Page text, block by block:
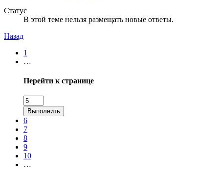
Статус
В этой теме нельзя размещать новые ответы.
Назад
1
…
Перейти к странице
Выполнить
6
7
8
9
10
…